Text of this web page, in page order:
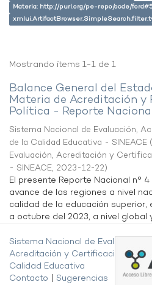
Materia: http://purl.org/pe-repo/ocde/
Mostrando ítems 1-1 de 1
Balance General del
Materia de Acreditación y
Política - Reporte
Sistema Nacional de Evaluación,
de la Calidad Educativa - SINEACE (
Evaluación, Acreditación y
- SINEACE, 2023-12-22)
El presente Reporte Nacional n°
avance de las regiones a nivel
calidad de la educación
a octubre del 2023, a nivel global
Sistema Nacional de Evaluación,
Acreditación y Certificación de la
Calidad Educativa
Contacto
Sugerencias